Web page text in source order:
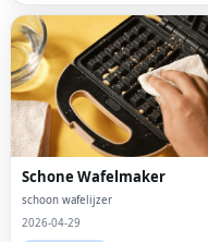
Schone Wafelmaker
schoon wafelijzer
2026-04-29